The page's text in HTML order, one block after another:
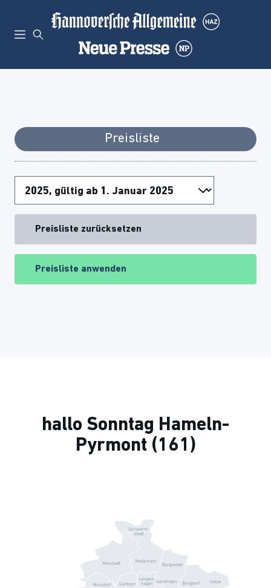
Preisliste
Preisliste zurücksetzen
Preisliste anwenden
hallo Sonntag Hameln-
Pyrmont (161)